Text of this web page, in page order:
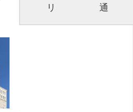
リ
通